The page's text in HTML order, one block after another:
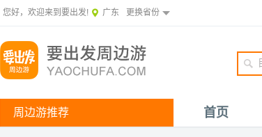
您好，欢迎来到要出发! 广东 更换省份
周边游推荐 首页